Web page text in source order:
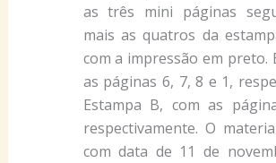
as três mini páginas
mais as quatros da
com a impressão em preto.
as páginas 6, 7, 8 e 1,
Estampa B, com as
respectivamente. O
com data de 11 de